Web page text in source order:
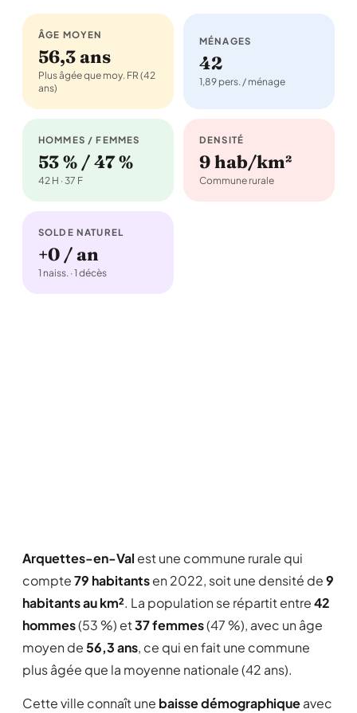
ÂGE MOYEN
56,3 ans
Plus âgée que moy. FR (42
ans)
MÉNAGES
42
1,89 pers. / ménage
HOMMES / FEMMES
53 % / 47 %
42 H · 37 F
DENSITÉ
9 hab/km²
Commune rurale
SOLDE NATUREL
+0 / an
1 naiss. · 1 décès
Arquettes-en-Val est une commune rurale qui
compte79 habitantsen 2022, soit une densité de9
habitants au km². La population se répartit entre42
hommes(53 %) et37 femmes(47 %), avec un âge
moyen de56,3 ans, ce qui en fait une commune
plus âgée que la moyenne nationale (42 ans).
Cette ville connaît une baisse démographiqueavec